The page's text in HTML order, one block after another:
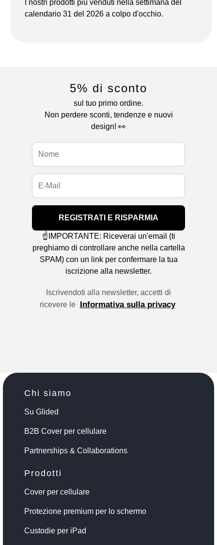
I nostri prodotti più venduti nella settimana del
calendario 31 del 2026 a colpo d'occhio.
5% di sconto
sul tuo primo ordine.
Non perdere sconti, tendenze e nuovi
design! 👀
REGISTRATI E RISPARMIA
☝️IMPORTANTE: Riceverai un'email (ti
preghiamo di controllare anche nella cartella
SPAM) con un link per confermare la tua
iscrizione alla newsletter.
Iscrivendoti alla newsletter, accetti di
ricevere le Informativa sulla privacy
Chi siamo
Su Glided
B2B Cover per cellulare
Partnerships & Collaborations
Prodotti
Cover per cellulare
Protezione premium per lo schermo
Custodie per iPad